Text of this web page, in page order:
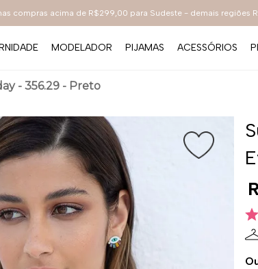
compras acima de R$299,00 para Sudeste - demais regiões
MODELADOR PIJAMAS ACESSÓRIOS
- 356.29 - Preto
2º everyday
3 º renda
5º preto
6º bestbra
compact